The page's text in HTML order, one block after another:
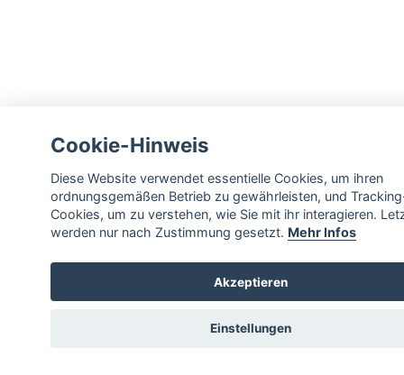
Cookie-Hinweis
Diese Website verwendet essentielle Cookies, um ihren
ordnungsgemäßen Betrieb zu gewährleisten, und
Cookies, um zu verstehen, wie Sie mit ihr interagieren.
werden nur nach Zustimmung gesetzt. Mehr Infos
Akzeptieren
Einstellungen